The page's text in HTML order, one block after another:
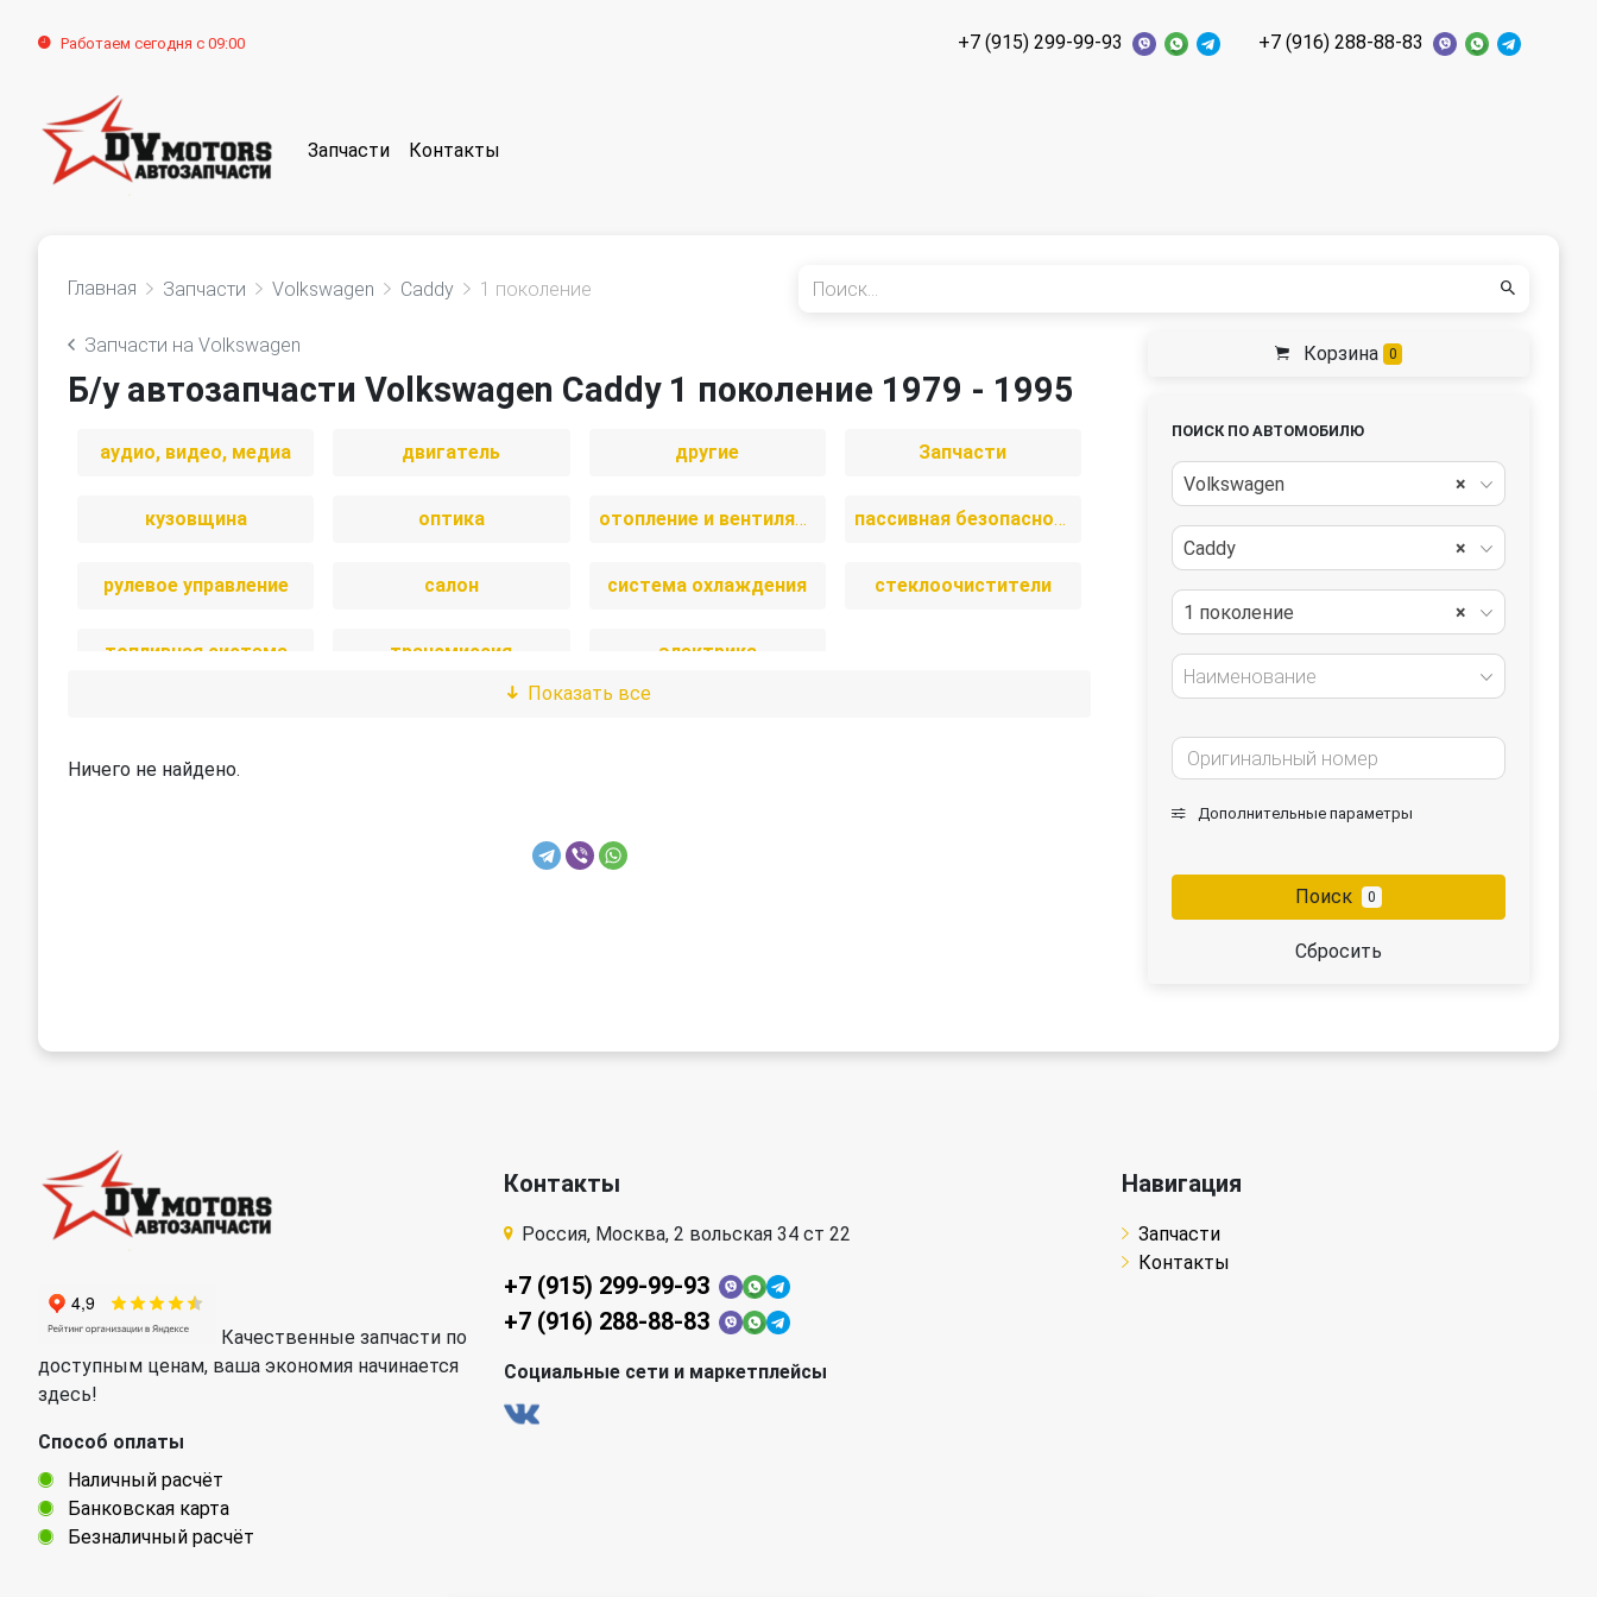
Работаем сегодня с 09:00 +7 (915) 299-99-93 +7 (916) 288-88-83
Запчасти Контакты
Главная Запчасти Volkswagen Caddy 1 поколение
Запчасти на Volkswagen
Б/у автозапчасти Volkswagen Caddy 1 поколение 1979 - 1995
аудио, видео, медиа двигатель другие Запчасти
кузовщина оптика отопление и вентиляция пассивная безопасность
рулевое управление салон система охлаждения стеклоочистители
топливная система трансмиссия
электрика
Показать все
Ничего не найдено.
Корзина 0
ПОИСК ПО АВТОМОБИЛЮ
×
Volkswagen
×
Caddy
×
1 поколение
Наименование
Дополнительные параметры
Поиск 0
Сбросить
Качественные запчасти по
доступным ценам, ваша экономия начинается
здесь!
Способ оплаты
Наличный расчёт
Банковская карта
Безналичный расчёт
Контакты
Россия, Москва, 2 вольская 34 ст 22
+7 (915) 299-99-93
+7 (916) 288-88-83
Социальные сети и маркетплейсы
Навигация
Запчасти
Контакты